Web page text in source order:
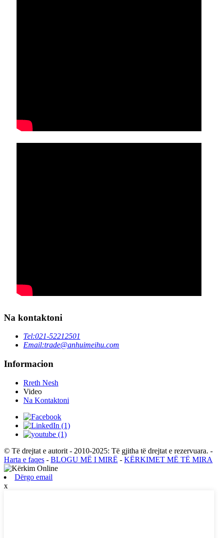
Na kontaktoni
Tel:021-52212501
Email:trade@anhuimeihu.com
Informacion
Rreth Nesh
Video
Na Kontaktoni
© Të drejtat e autorit - 2010-2025: Të gjitha të drejtat e rezervuara. -
Harta e faqes - BLOGU MË I MIRË - KËRKIMET MË TË MIRA
Dërgo email
x